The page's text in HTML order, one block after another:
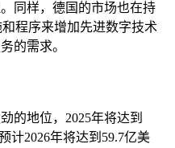
同样，德国的市场也在持
程序来增加先进数字技术
的需求。
的地位，2025年将达到
计2026年将达到59.7亿美